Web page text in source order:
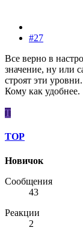
#27
Все верно в
значение, ну или
строят эти уровни.
Кому как удобнее.
Т
ТОР
Новичок
Сообщения
43
Реакции
2